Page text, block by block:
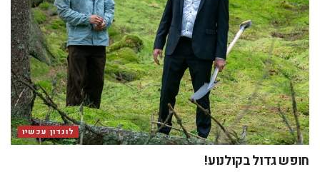
לונדון עכשיו
חופש גדול בקולנוע!